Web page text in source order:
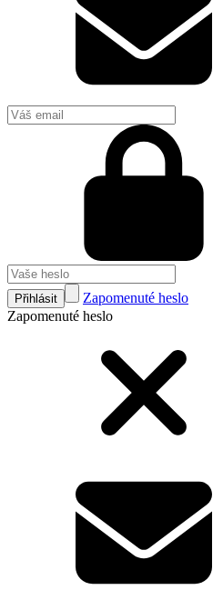
Přihlásit
Zapomenuté heslo
Zapomenuté heslo